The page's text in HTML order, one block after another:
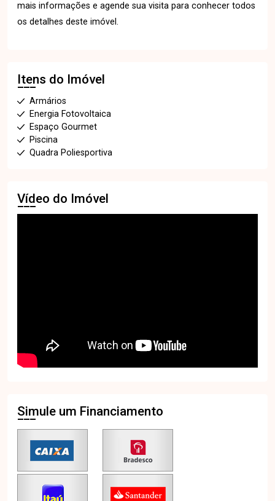
mais informações e agende sua visita para conhecer todos
os detalhes deste imóvel.
Itens do Imóvel
Armários
Energia Fotovoltaica
Espaço Gourmet
Piscina
Quadra Poliesportiva
Vídeo do Imóvel
Simule um Financiamento